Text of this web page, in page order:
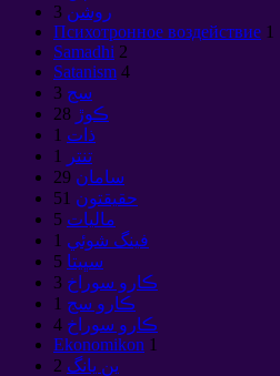
روشن 3
Психотронное воздействие 1
Samadhi 2
Satanism 4
سج 3
ڪوڙ 28
ذات 1
تنتر
1
سامان 29
حقيقتون 51
ماليات 5
فينگ شوئي 1
سڀيتا 5
ڪارو سوراخ 3
ڪارو سج 1
ڪارو سوراخ 4
Ekonomikon 1
ين يانگ 2